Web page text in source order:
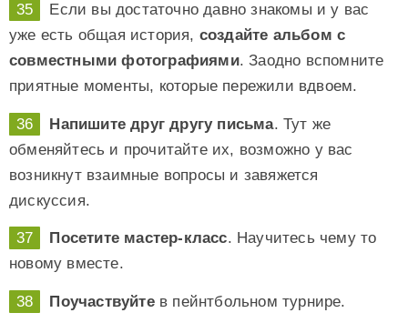
Если вы достаточно давно знакомы и у вас
уже есть общая история, создайте альбом с
совместными фотографиями. Заодно вспомните
приятные моменты, которые пережили вдвоем.
Напишите друг другу письма. Тут же
обменяйтесь и прочитайте их, возможно у вас
возникнут взаимные вопросы и завяжется
дискуссия.
Посетите мастер-класс. Научитесь чему то
новому вместе.
Поучаствуйтев пейнтбольном турнире.